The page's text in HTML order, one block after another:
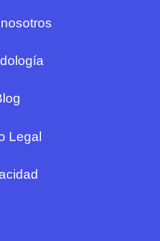
Legal